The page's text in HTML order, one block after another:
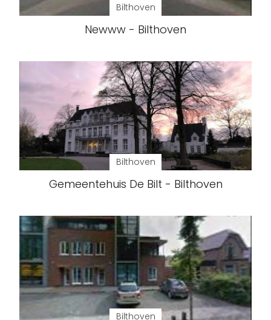
Bilthoven
Newww - Bilthoven
Bilthoven
Gemeentehuis De Bilt - Bilthoven
Bilthoven